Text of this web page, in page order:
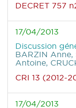
DECRET 757
17/04/2013
Discussion
BARZIN Anne,
Antoine,
CRI 13 (2012-
17/04/2013